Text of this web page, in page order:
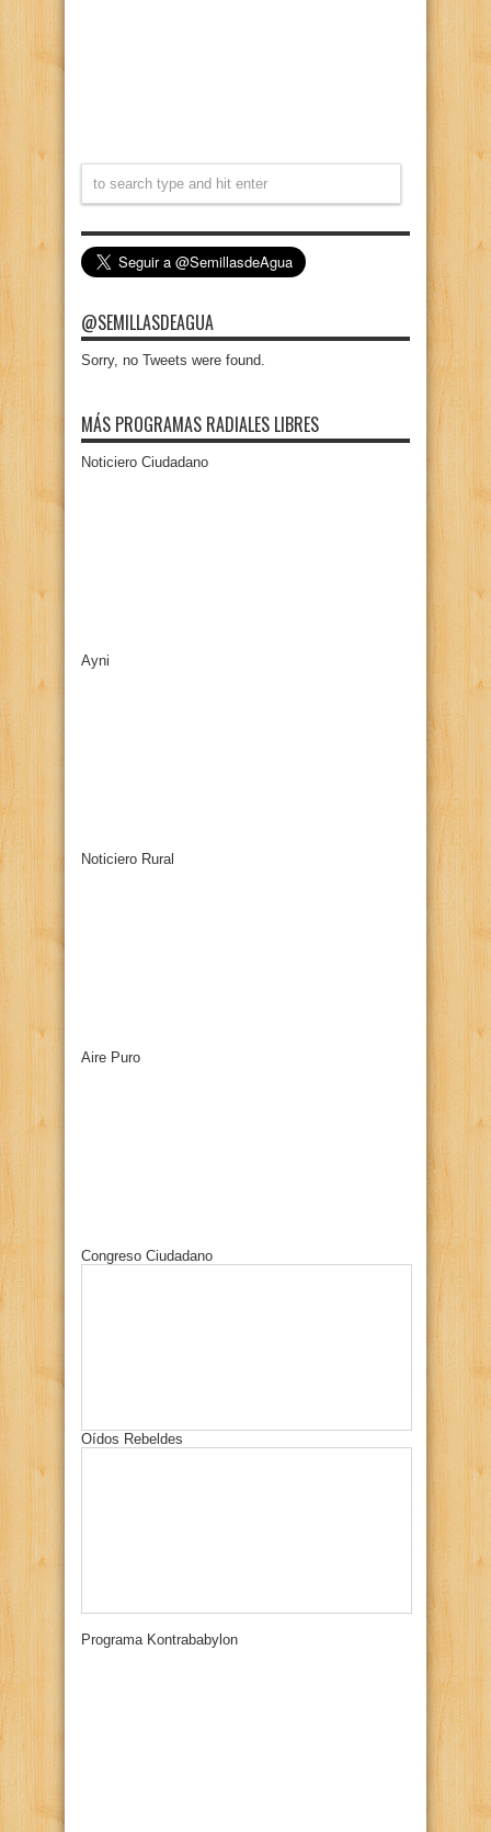
@SEMILLASDEAGUA
Sorry, no Tweets were found.
MÁS PROGRAMAS RADIALES LIBRES
Noticiero Ciudadano
Ayni
Noticiero Rural
Aire Puro
Congreso Ciudadano
Oídos Rebeldes
Programa Kontrababylon